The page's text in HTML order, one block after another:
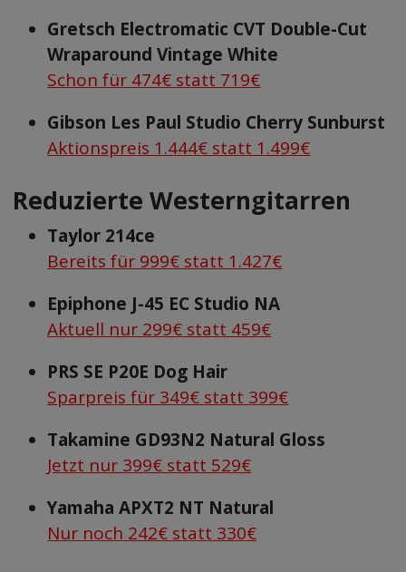
Gretsch Electromatic CVT Double-Cut
Wraparound Vintage White
Schon für 474€ statt 719€
Gibson Les Paul Studio Cherry Sunburst
Aktionspreis 1.444€ statt 1.499€
Reduzierte Westerngitarren
Taylor 214ce
Bereits für 999€ statt 1.427€
Epiphone J-45 EC Studio NA
Aktuell nur 299€ statt 459€
PRS SE P20E Dog Hair
Sparpreis für 349€ statt 399€
Takamine GD93N2 Natural Gloss
Jetzt nur 399€ statt 529€
Yamaha APXT2 NT Natural
Nur noch 242€ statt 330€